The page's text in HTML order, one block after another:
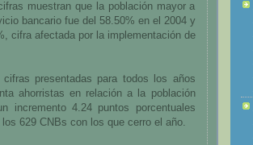
muestran que la población mayor a
bancario fue del 58.50% en el 2004 y
cifra afectada por la implementación de
presentadas para todos los años
ahorristas en relación a la población
incremento 4.24 puntos porcentuales
los 629 CNBs con los que cerro el año.